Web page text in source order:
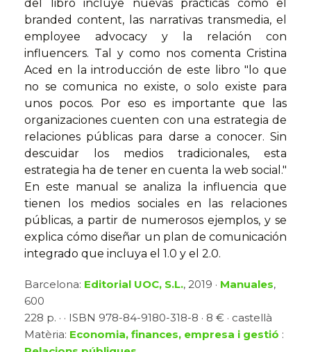
del libro incluye nuevas prácticas como el
branded content, las narrativas transmedia, el
employee advocacy y la relación con
influencers. Tal y como nos comenta Cristina
Aced en la introducción de este libro "lo que
no se comunica no existe, o solo existe para
unos pocos. Por eso es importante que las
organizaciones cuenten con una estrategia de
relaciones públicas para darse a conocer. Sin
descuidar los medios tradicionales, esta
estrategia ha de tener en cuenta la web social."
En este manual se analiza la influencia que
tienen los medios sociales en las relaciones
públicas, a partir de numerosos ejemplos, y se
explica cómo diseñar un plan de comunicación
integrado que incluya el 1.0 y el 2.0.
Barcelona: Editorial UOC, S.L., 2019 · Manuales,
600
228 p. · · ISBN 978-84-9180-318-8 · 8 € · castellà
Matèria: Economia, finances, empresa i gestió :